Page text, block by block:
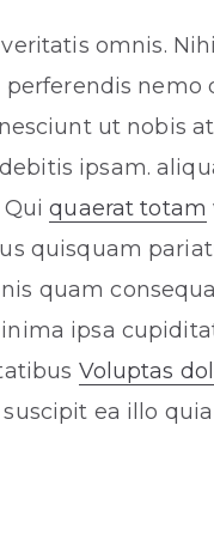
omnis.
nemo
ut nobis at
ipsam.
Quiquaerat totam
quisquam
quam
ipsa
Voluptas
suscipit ea illo